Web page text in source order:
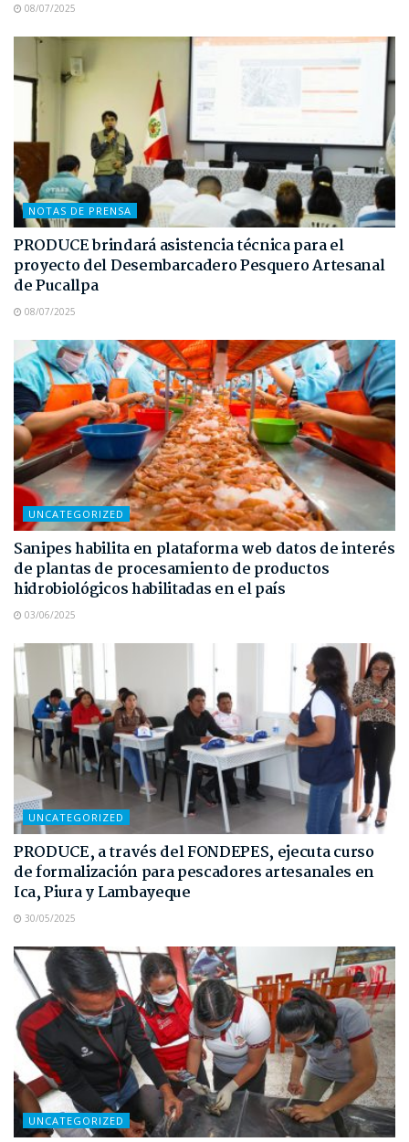
08/07/2025
NOTAS DE PRENSA
PRODUCE brindará asistencia técnica para el
proyecto del Desembarcadero Pesquero Artesanal
de Pucallpa
08/07/2025
UNCATEGORIZED
Sanipes habilita en plataforma web datos de interés
de plantas de procesamiento de productos
hidrobiológicos habilitadas en el país
03/06/2025
UNCATEGORIZED
PRODUCE, a través del FONDEPES, ejecuta curso
de formalización para pescadores artesanales en
Ica, Piura y Lambayeque
30/05/2025
UNCATEGORIZED